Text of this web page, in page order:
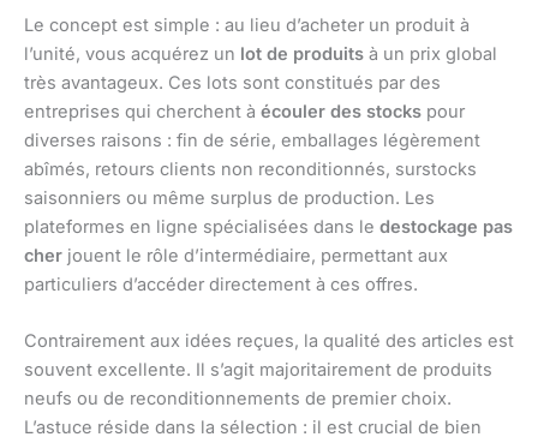
Le concept est simple : au lieu d’acheter un produit à
l’unité, vous acquérez un lot de produits à un prix global
très avantageux. Ces lots sont constitués par des
entreprises qui cherchent à écouler des stocks pour
diverses raisons : fin de série, emballages légèrement
abîmés, retours clients non reconditionnés, surstocks
saisonniers ou même surplus de production. Les
plateformes en ligne spécialisées dans le destockage pas
cher jouent le rôle d’intermédiaire, permettant aux
particuliers d’accéder directement à ces offres.
Contrairement aux idées reçues, la qualité des articles est
souvent excellente. Il s’agit majoritairement de produits
neufs ou de reconditionnements de premier choix.
L’astuce réside dans la sélection : il est crucial de bien